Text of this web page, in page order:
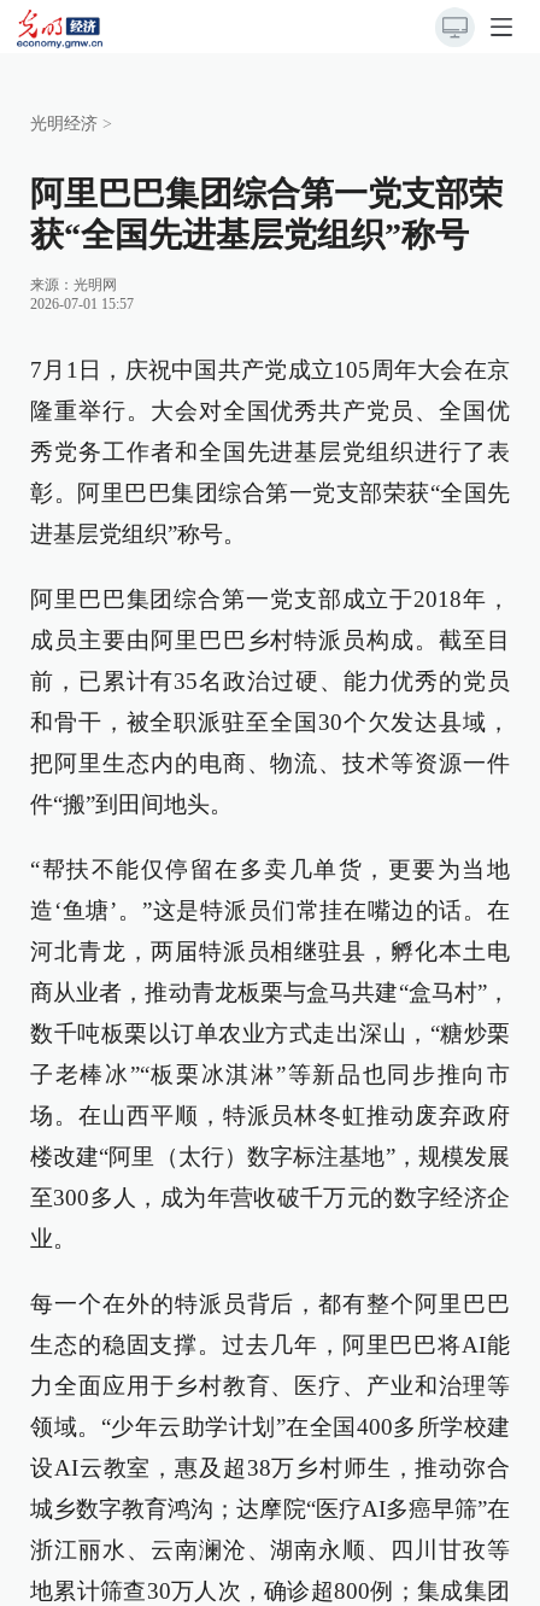
光明经济 >
阿里巴巴集团综合第一党支部荣
获“全国先进基层党组织”称号
来源： 光明网
2026-07-01 15:57
7月1日，庆祝中国共产党成立105周年大会在京
隆重举行。大会对全国优秀共产党员、全国优
秀党务工作者和全国先进基层党组织进行了表
彰。阿里巴巴集团综合第一党支部荣获“全国先
进基层党组织”称号。
阿里巴巴集团综合第一党支部成立于2018年，
成员主要由阿里巴巴乡村特派员构成。截至目
前，已累计有35名政治过硬、能力优秀的党员
和骨干，被全职派驻至全国30个欠发达县域，
把阿里生态内的电商、物流、技术等资源一件
件“搬”到田间地头。
“帮扶不能仅停留在多卖几单货，更要为当地
造‘鱼塘’。”这是特派员们常挂在嘴边的话。在
河北青龙，两届特派员相继驻县，孵化本土电
商从业者，推动青龙板栗与盒马共建“盒马村”，
数千吨板栗以订单农业方式走出深山，“糖炒栗
子老棒冰”“板栗冰淇淋”等新品也同步推向市
场。在山西平顺，特派员林冬虹推动废弃政府
楼改建“阿里（太行）数字标注基地”，规模发展
至300多人，成为年营收破千万元的数字经济企
业。
每一个在外的特派员背后，都有整个阿里巴巴
生态的稳固支撑。过去几年，阿里巴巴将AI能
力全面应用于乡村教育、医疗、产业和治理等
领域。“少年云助学计划”在全国400多所学校建
设AI云教室，惠及超38万乡村师生，推动弥合
城乡数字教育鸿沟；达摩院“医疗AI多癌早筛”在
浙江丽水、云南澜沧、湖南永顺、四川甘孜等
地累计筛查30万人次，确诊超800例；集成集团